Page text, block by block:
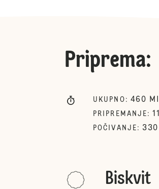
Priprema:
UKUPNO : 460
PRIPREMANJE :
POČIVANJE : 330
Biskvit